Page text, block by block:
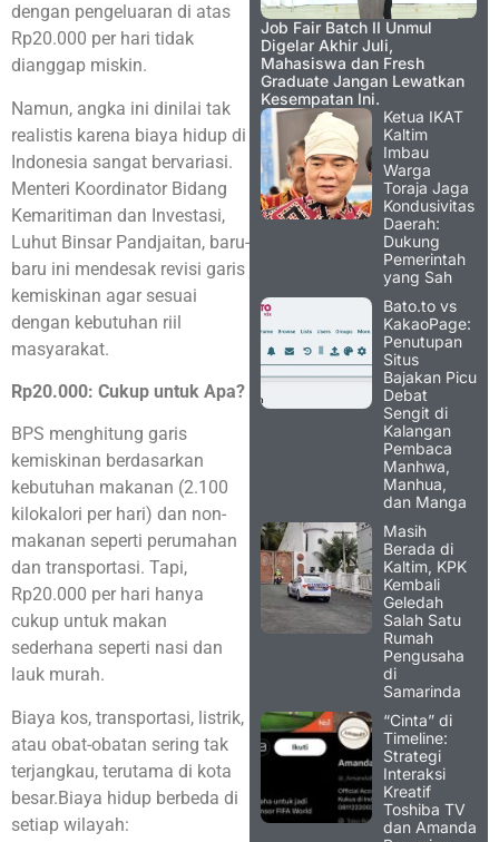
dengan pengeluaran di atas
Rp20.000 per hari tidak
dianggap miskin.
Namun, angka ini dinilai tak
realistis karena biaya hidup di
Indonesia sangat bervariasi.
Menteri Koordinator Bidang
Kemaritiman dan Investasi,
Luhut Binsar Pandjaitan, baru-
baru ini mendesak revisi garis
kemiskinan agar sesuai
dengan kebutuhan riil
masyarakat.
Rp20.000: Cukup untuk Apa?
BPS menghitung garis
kemiskinan berdasarkan
kebutuhan makanan (2.100
kilokalori per hari) dan non-
makanan seperti perumahan
dan transportasi. Tapi,
Rp20.000 per hari hanya
cukup untuk makan
sederhana seperti nasi dan
lauk murah.
Biaya kos, transportasi, listrik,
atau obat-obatan sering tak
terjangkau, terutama di kota
besar.Biaya hidup berbeda di
setiap wilayah:
Job Fair Batch II Unmul
Digelar Akhir Juli,
Mahasiswa dan Fresh
Graduate Jangan Lewatkan
Kesempatan Ini.
Ketua IKAT
Kaltim
Imbau
Warga
Toraja Jaga
Kondusivitas
Daerah:
Dukung
Pemerintah
yang Sah
Bato.to vs
KakaoPage:
Penutupan
Situs
Bajakan Picu
Debat
Sengit di
Kalangan
Pembaca
Manhwa,
Manhua,
dan Manga
Masih
Berada di
Kaltim, KPK
Kembali
Geledah
Salah Satu
Rumah
Pengusaha
di
Samarinda
“Cinta” di
Timeline:
Strategi
Interaksi
Kreatif
Toshiba TV
dan Amanda